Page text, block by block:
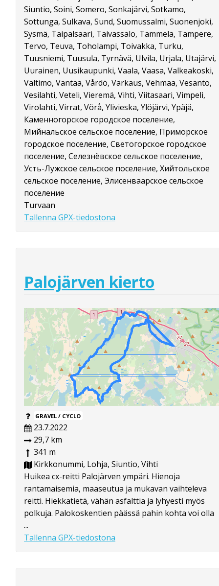
Siuntio, Soini, Somero, Sonkajärvi, Sotkamo,
Sottunga, Sulkava, Sund, Suomussalmi, Suonenjoki,
Sysmä, Taipalsaari, Taivassalo, Tammela, Tampere,
Tervo, Teuva, Toholampi, Toivakka, Turku,
Tuusniemi, Tuusula, Tyrnävä, Ulvila, Urjala, Utajärvi,
Uurainen, Uusikaupunki, Vaala, Vaasa, Valkeakoski,
Valtimo, Vantaa, Vårdö, Varkaus, Vehmaa, Vesanto,
Vesilahti, Veteli, Vieremä, Vihti, Viitasaari, Vimpeli,
Virolahti, Virrat, Vörå, Ylivieska, Ylöjärvi, Ypäjä,
Каменногорское городское поселение,
Мийнальское сельское поселение, Приморское
городское поселение, Светогорское городское
поселение, Селезнёвское сельское поселение,
Усть-Лужское сельское поселение, Хийтольское
сельское поселение, Элисенваарское сельское
поселение
Turvaan
Tallenna GPX-tiedostona
Palojärven kierto
GRAVEL / CYCLO
23.7.2022
29,7 km
341 m
Kirkkonummi, Lohja, Siuntio, Vihti
Huikea cx-reitti Palojärven ympäri. Hienoja
rantamaisemia, maaseutua ja mukavan vaihteleva
reitti. Hiekkatietä, vähän asfalttia ja lyhyesti myös
polkuja. Palokoskentien päässä pahin kohta voi olla
...
Tallenna GPX-tiedostona